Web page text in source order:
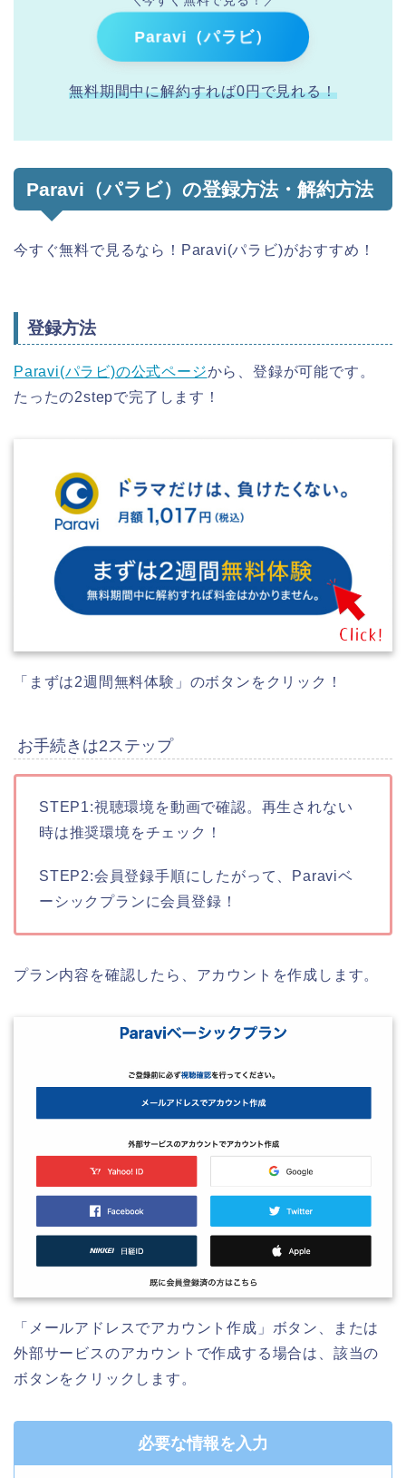
Paravi（パラビ）
無料期間中に解約すれば0円で見れる！
Paravi（パラビ）の登録方法・解約方法
今すぐ無料で見るなら！Paravi(パラビ)がおすすめ！
登録方法
Paravi(パラビ)の公式ページから、登録が可能です。
たったの2stepで完了します！
「まずは2週間無料体験」のボタンをクリック！
お手続きは2ステップ
STEP1:視聴環境を動画で確認。再生されない
時は推奨環境をチェック！
STEP2:会員登録手順にしたがって、Paraviベ
ーシックプランに会員登録！
プラン内容を確認したら、アカウントを作成します。
「メールアドレスでアカウント作成」ボタン、または
外部サービスのアカウントで作成する場合は、該当の
ボタンをクリックします。
必要な情報を入力